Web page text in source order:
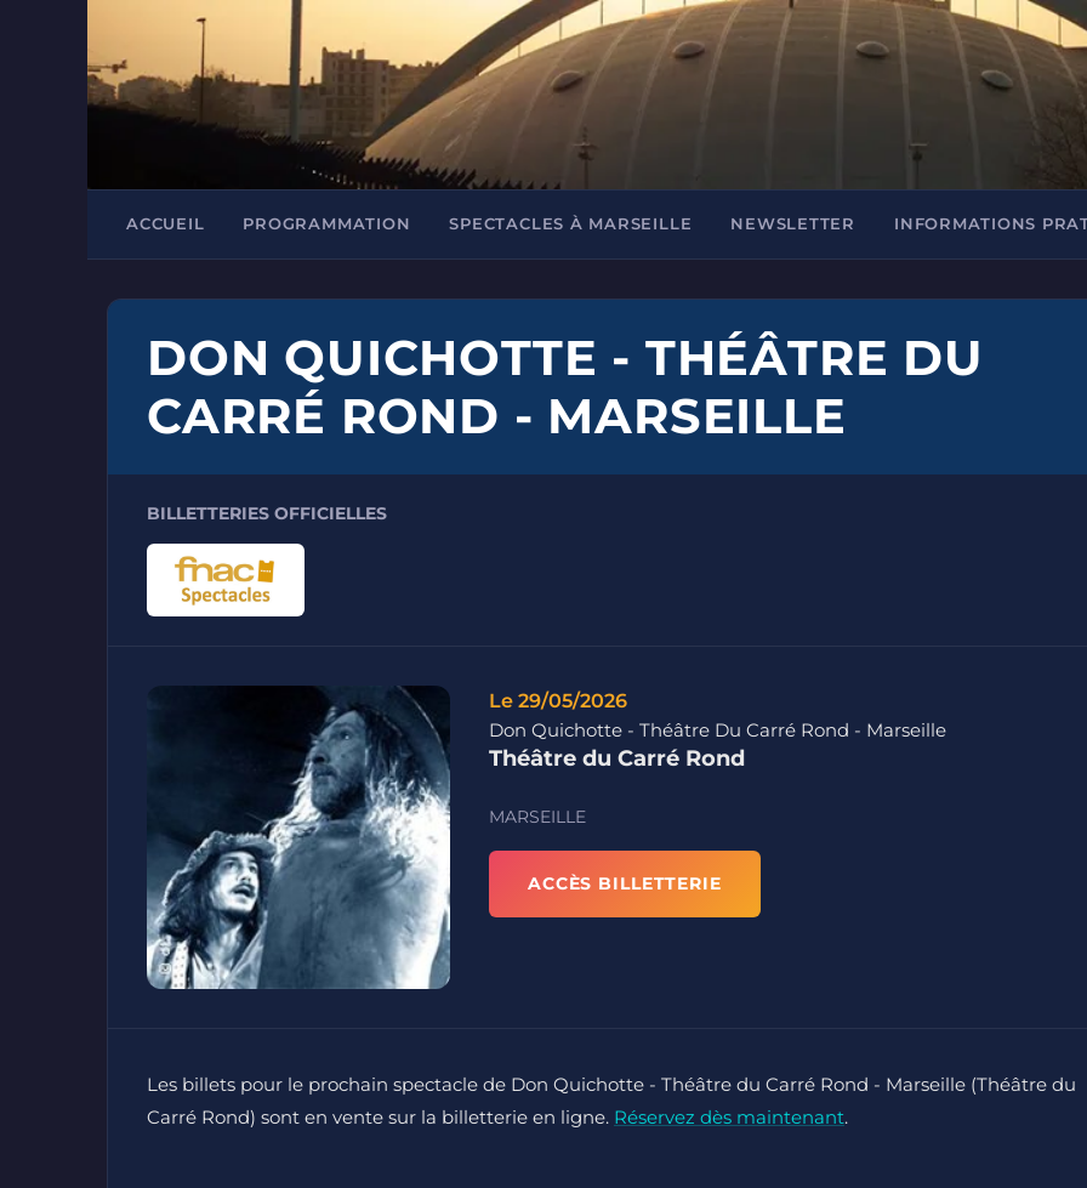
ACCUEIL PROGRAMMATION SPECTACLES À MARSEILLE NEWSLETTER INFORMATIONS
DON QUICHOTTE - THÉÂTRE DU
CARRÉ ROND - MARSEILLE
BILLETTERIES OFFICIELLES
Le 29/05/2026
Don Quichotte - Théâtre Du Carré Rond - Marseille
Théâtre du Carré Rond
MARSEILLE
ACCÈS BILLETTERIE
Les billets pour le prochain spectacle de Don Quichotte - Théâtre du Carré Rond - Marseille (Théâtre du
Carré Rond) sont en vente sur la billetterie en ligne. Réservez dès maintenant.